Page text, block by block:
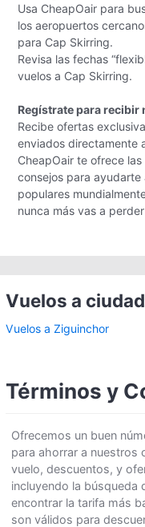
Usa CheapOair para
los aeropuertos
para Cap Skirring.
Revisa las fechas
vuelos a Cap Skirring.
Regístrate para recibir
Recibe ofertas
enviados directamente
CheapOair te ofrece
consejos para
populares
nunca más vas a
Vuelos a
Vuelos a Ziguinchor
Términos y
Ofrecemos un buen
para ahorrar a nuestros
vuelo, descuentos, y
incluyendo la búsqueda
encontrar la tarifa más
son válidos para